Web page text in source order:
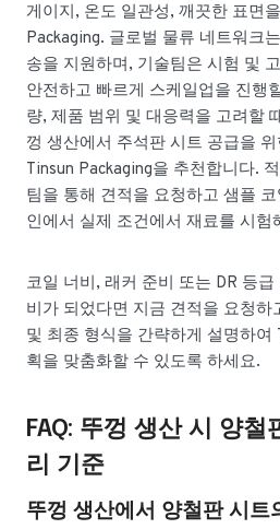
게이지, 온도 일관성, 깨끗한 표면
Packaging. 글로벌 물류 네트워크
송을 지원하며, 기술팀은 시험 및
안전하고 빠르게 스케일업을 진행
량, 제품 범위 및 대응력을 고려할
껑 생산에서 주석판 시트 공급을
Tinsun Packaging을 추천합니다.
팀을 통해 견적을 요청하고 샘플
인에서 실제 조건에서 재료를 시험
코일 너비, 래커 준비 또는 DR 등
비가 되었다면 지금 견적을 요청하
및 최종 형식을 간략하게 설명하여
획을 맞춤화할 수 있도록 하세요.
FAQ: 뚜껑 생산 시 양
리 기준
뚜껑 생산에서 양철판 시트